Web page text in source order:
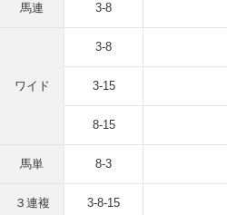
馬連 3-8
ワイド
3-8
3-15
8-15
馬単 8-3
３連複 3-8-15